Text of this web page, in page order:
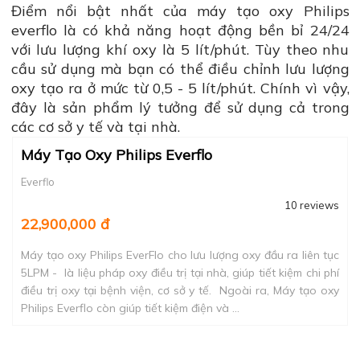
Điểm nổi bật nhất của máy tạo oxy Philips
everflo là có khả năng hoạt động bền bỉ 24/24
với lưu lượng khí oxy là 5 lít/phút. Tùy theo nhu
cầu sử dụng mà bạn có thể điều chỉnh lưu lượng
oxy tạo ra ở mức từ 0,5 - 5 lít/phút. Chính vì vậy,
đây là sản phẩm lý tưởng để sử dụng cả trong
các cơ sở y tế và tại nhà.
Máy Tạo Oxy Philips Everflo
Everflo
10 reviews
22,900,000 đ
Máy tạo oxy Philips EverFlo cho lưu lượng oxy đầu ra liên tục
5LPM - là liệu pháp oxy điều trị tại nhà, giúp tiết kiệm chi phí
điều trị oxy tại bệnh viện, cơ sở y tế. Ngoài ra, Máy tạo oxy
Philips Everflo còn giúp tiết kiệm điện và ...